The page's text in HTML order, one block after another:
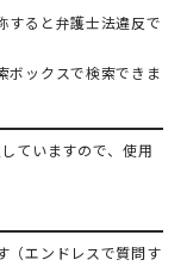
すると弁護士法違反で
ボックスで検索できま
ていますので、使用
（エンドレスで質問す